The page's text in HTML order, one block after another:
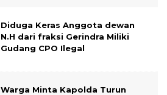
Diduga Keras Anggota dewan
N.H dari fraksi Gerindra Miliki
Gudang CPO Ilegal
Warga Minta Kapolda Turun